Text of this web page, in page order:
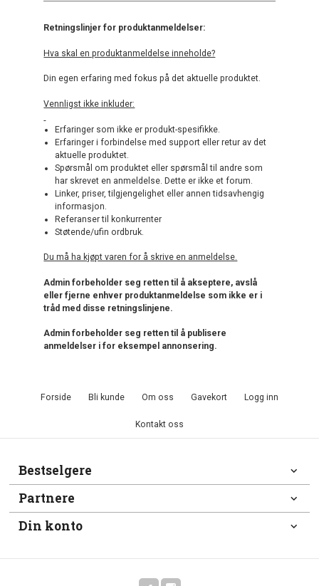
Retningslinjer for produktanmeldelser:
Hva skal en produktanmeldelse inneholde?
Din egen erfaring med fokus på det aktuelle produktet.
Vennligst ikke inkluder:
Erfaringer som ikke er produkt-spesifikke.
Erfaringer i forbindelse med support eller retur av det
aktuelle produktet.
Spørsmål om produktet eller spørsmål til andre som
har skrevet en anmeldelse. Dette er ikke et forum.
Linker, priser, tilgjengelighet eller annen tidsavhengig
informasjon.
Referanser til konkurrenter
Støtende/ufin ordbruk.
Du må ha kjøpt varen for å skrive en anmeldelse.
Admin forbeholder seg retten til å akseptere, avslå
eller fjerne enhver produktanmeldelse som ikke er i
tråd med disse retningslinjene.
Admin forbeholder seg retten til å publisere
anmeldelser i for eksempel annonsering.
Forside Bli kunde Om oss Gavekort Logg inn
Kontakt oss
Bestselgere
Partnere
Din konto